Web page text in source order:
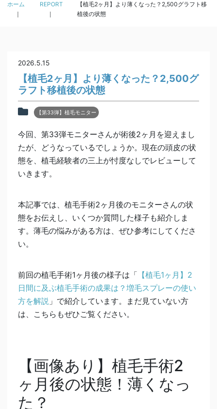
ホーム REPORT
【植毛2ヶ月】より薄くなった？2,500グラフト移
植後の状態
2026.5.15
【植毛2ヶ月】より薄くなった？2,500グ
ラフト移植後の状態
【第33弾】植毛モニター
今回、第33弾モニターさんが術後2ヶ月を迎えまし
たが、どうなっているでしょうか。現在の頭皮の状
態を、植毛経験者の三上が忖度なしでレビューして
いきます。
本記事では、植毛手術2ヶ月後のモニターさんの状
態をお伝えし、いくつか質問した様子も紹介しま
す。薄毛の悩みがある方は、ぜひ参考にしてくださ
い。
前回の植毛手術1ヶ月後の様子は「 【植毛1ヶ月】2
日間に及ぶ植毛手術の成果は？増毛スプレーの使い
方を解説 」で紹介しています。まだ見ていない方
は、こちらもぜひご覧ください。
【画像あり】植毛手術2
ヶ月後の状態！薄くなっ
た？